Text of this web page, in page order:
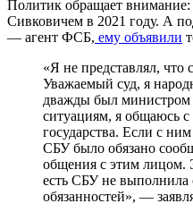
Политик обращает
Сивковичем в 2021 году. А
— агент ФСБ, ему объявили
«Я не представлял, что
Уважаемый суд, я
дважды был
ситуациям, я общаюсь с
государства. Если с
СБУ было обязано
общения с этим лицом.
есть СБУ не
обязанностей», —